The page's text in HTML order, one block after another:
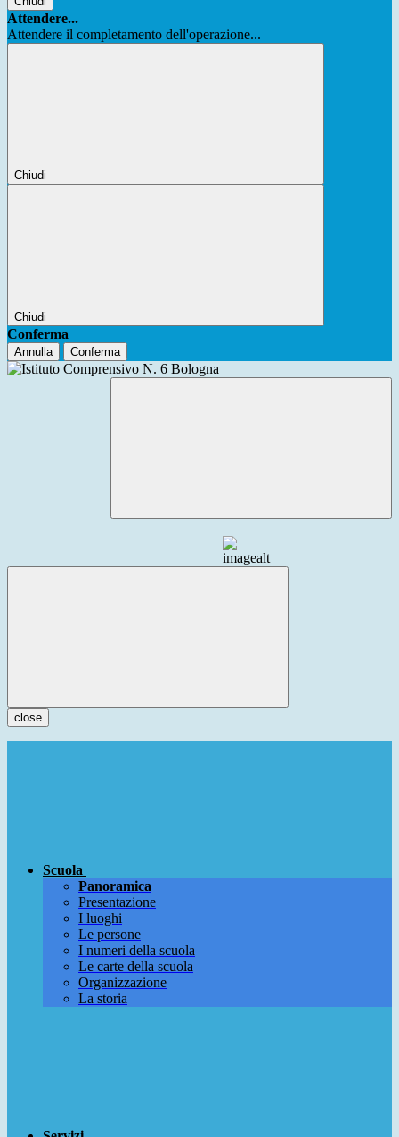
Attendere...
Attendere il completamento dell'operazione...
Chiudi
Chiudi
Conferma
Annulla Conferma
close
Scuola
Panoramica
Presentazione
I luoghi
Le persone
I numeri della scuola
Le carte della scuola
Organizzazione
La storia